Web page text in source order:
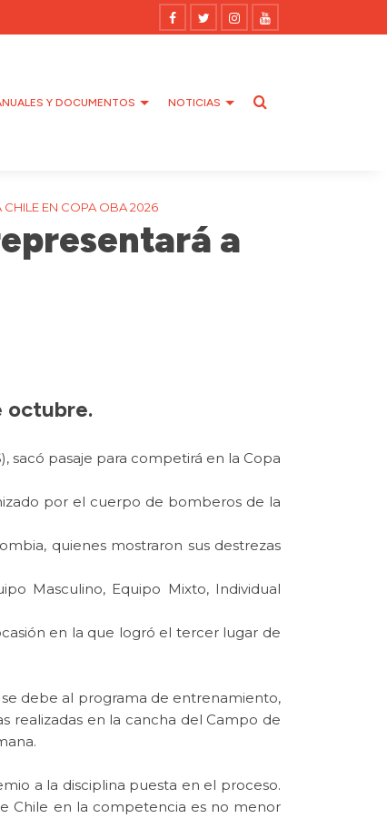
Y DOCUMENTOS NOTICIAS
CHILE EN COPA OBA 2026
a
octubre.
sacó pasaje para competirá en la Copa
por el cuerpo de bomberos de la
quienes mostraron sus destrezas
Masculino, Equipo Mixto, Individual
en la que logró el tercer lugar de
debe al programa de entrenamiento,
realizadas en la cancha del Campo de
a la disciplina puesta en el proceso.
Chile en la competencia es no menor